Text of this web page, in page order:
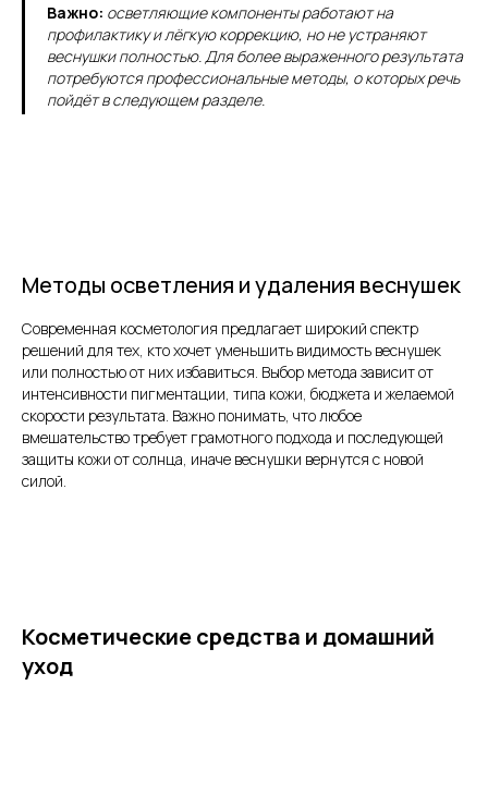
Важно: осветляющие компоненты работают на
профилактику и лёгкую коррекцию, но не устраняют
веснушки полностью. Для более выраженного результата
потребуются профессиональные методы, о которых речь
пойдёт в следующем разделе.
Методы осветления и удаления веснушек
Современная косметология предлагает широкий спектр
решений для тех, кто хочет уменьшить видимость веснушек
или полностью от них избавиться. Выбор метода зависит от
интенсивности пигментации, типа кожи, бюджета и желаемой
скорости результата. Важно понимать, что любое
вмешательство требует грамотного подхода и последующей
защиты кожи от солнца, иначе веснушки вернутся с новой
силой.
Косметические средства и домашний
уход